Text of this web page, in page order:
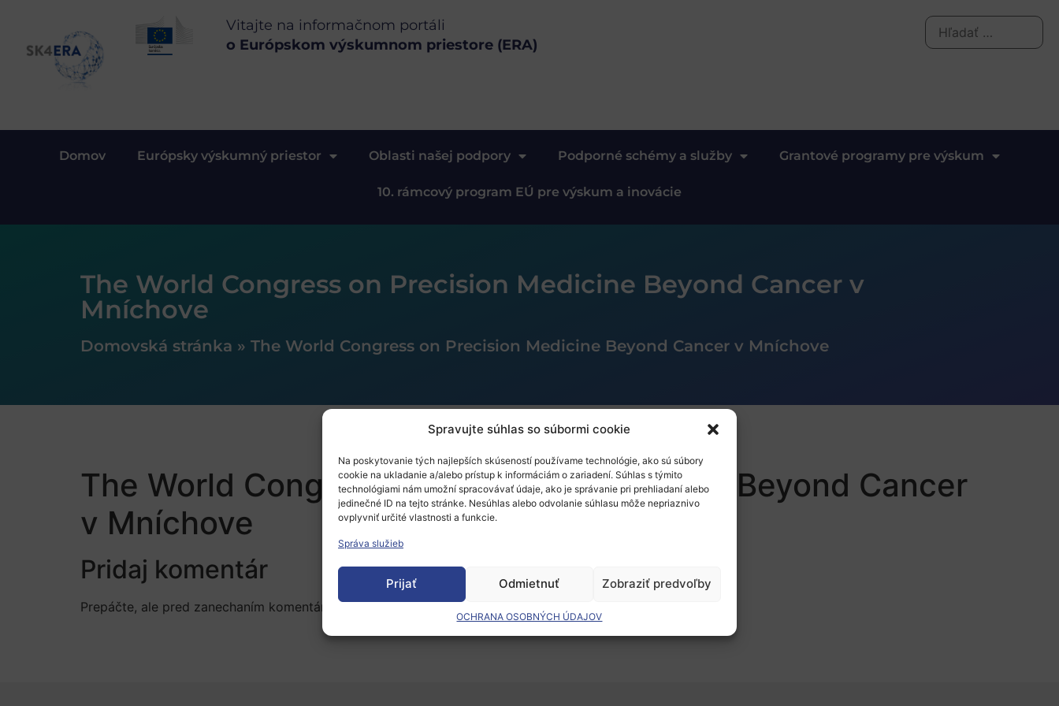
Spravujte súhlas so súbormi cookie
Na poskytovanie tých najlepších skúseností používame technológie, ako sú súbory
cookie na ukladanie a/alebo prístup k informáciám o zariadení. Súhlas s týmito
technológiami nám umožní spracovávať údaje, ako je správanie pri prehliadaní alebo
jedinečné ID na tejto stránke. Nesúhlas alebo odvolanie súhlasu môže nepriaznivo
ovplyvniť určité vlastnosti a funkcie.
Správa služieb
Prijať Odmietnuť Zobraziť predvoľby
OCHRANA OSOBNÝCH ÚDAJOV
Vitajte na informačnom portáli
o Európskom výskumnom priestore (ERA)
Domov Európsky výskumný priestor Oblasti našej podpory Podporné schémy a služby Grantové programy pre výskum
10. rámcový program EÚ pre výskum a inovácie
The World Congress on Precision Medicine Beyond Cancer v
Mníchove
Domovská stránka » The World Congress on Precision Medicine Beyond Cancer v Mníchove
The World Congress on Precision Medicine Beyond Cancer
v Mníchove
Pridaj komentár
Prepáčte, ale pred zanechaním komentára sa musíteprihlásiť.